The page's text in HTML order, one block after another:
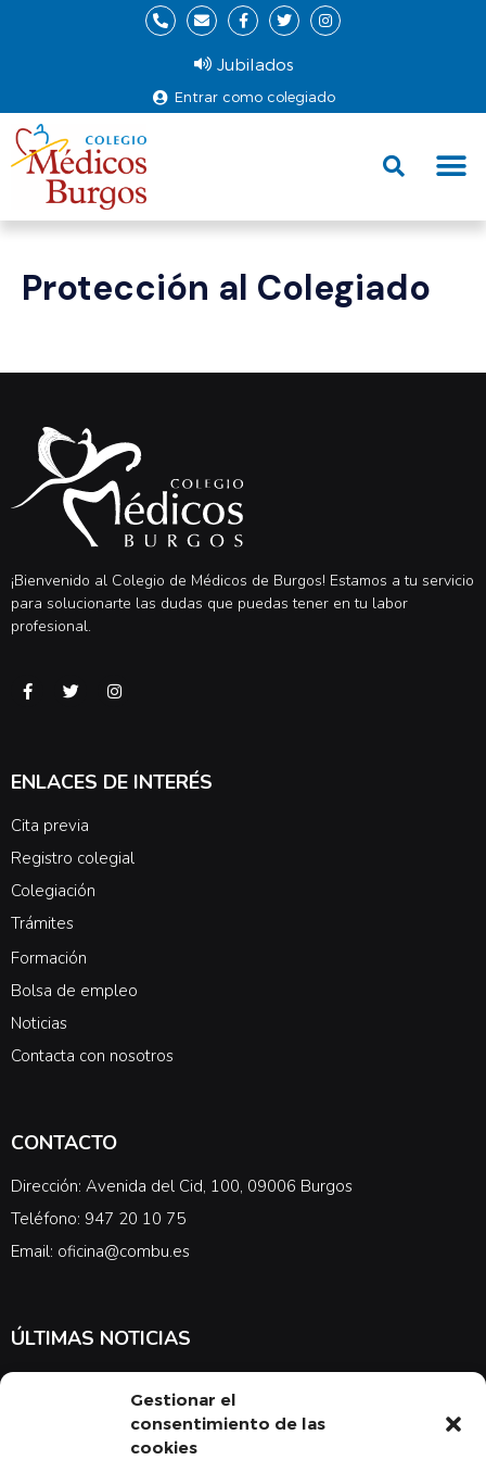
Gestionar el
consentimiento de las
cookies
Entrar como colegiado
Jubilados
Protección al Colegiado
¡Bienvenido al Colegio de Médicos de Burgos! Estamos a tu servicio
para solucionarte las dudas que puedas tener en tu labor
profesional.
ENLACES DE INTERÉS
Cita previa
Registro colegial
Colegiación
Trámites
Formación
Bolsa de empleo
Noticias
Contacta con nosotros
CONTACTO
Dirección: Avenida del Cid, 100, 09006 Burgos
Teléfono: 947 20 10 75
Email: oficina@combu.es
ÚLTIMAS NOTICIAS
noticias en cuanto a medicina y el COMBU